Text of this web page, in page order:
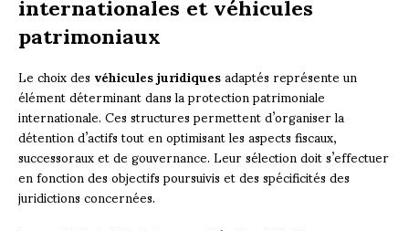
patrimoniaux
Le choix desvéhicules juridiquesadaptés représente un
élément déterminant dans la protection patrimoniale
internationale. Ces structures permettent d’organiser la
détention d’actifs tout en optimisant les aspects fiscaux,
successoraux et de gouvernance. Leur sélection doit s’effectuer
en fonction des objectifs poursuivis et des spécificités des
juridictions concernées.